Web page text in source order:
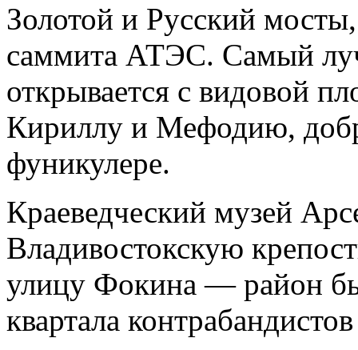
Золотой и Русский
саммита АТЭС. Самый
открывается с видовой
Кириллу и Мефодию,
фуникулере.
Краеведческий музей
Владивостокскую
улицу Фокина — район
квартала